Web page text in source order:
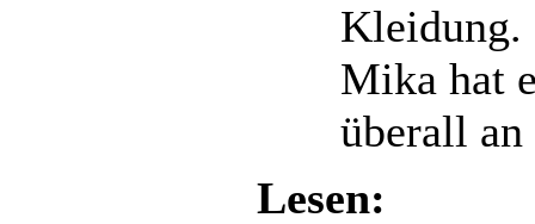
Kleidung.
Mika hat
überall
Lesen: